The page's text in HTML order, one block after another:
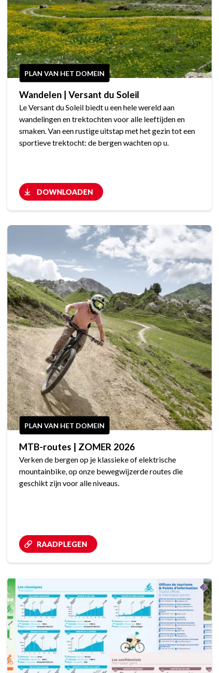
PLAN VAN HET DOMEIN
Wandelen | Versant du Soleil
Le Versant du Soleil biedt u een hele wereld aan
wandelingen en trektochten voor alle leeftijden en
smaken. Van een rustige uitstap met het gezin tot een
sportieve trektocht: de bergen wachten op u.
DOWNLOADEN
PLAN VAN HET DOMEIN
MTB-routes | ZOMER 2026
Verken de bergen op je klassieke of elektrische
mountainbike, op onze bewegwijzerde routes die
geschikt zijn voor alle niveaus.
RAADPLEGEN